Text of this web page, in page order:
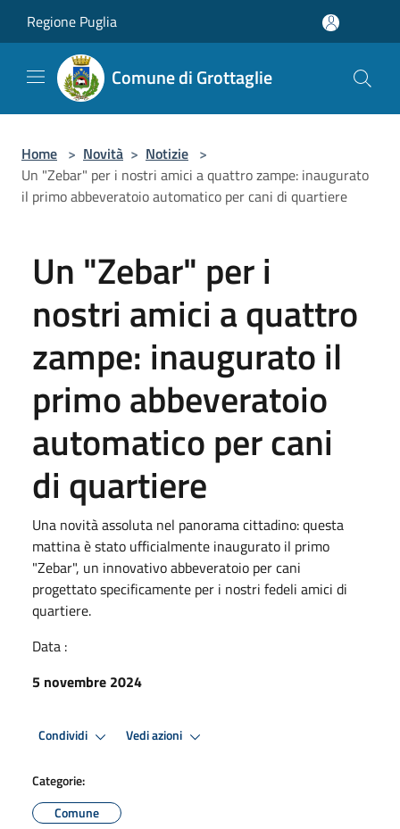
Regione Puglia
Comune di Grottaglie
Home > Novità > Notizie >
Un "Zebar" per i nostri amici a quattro zampe: inaugurato
il primo abbeveratoio automatico per cani di quartiere
Un "Zebar" per i
nostri amici a quattro
zampe: inaugurato il
primo abbeveratoio
automatico per cani
di quartiere
Una novità assoluta nel panorama cittadino: questa
mattina è stato ufficialmente inaugurato il primo
"Zebar", un innovativo abbeveratoio per cani
progettato specificamente per i nostri fedeli amici di
quartiere.
Data :
5 novembre 2024
Condividi Vedi azioni
Categorie:
Comune